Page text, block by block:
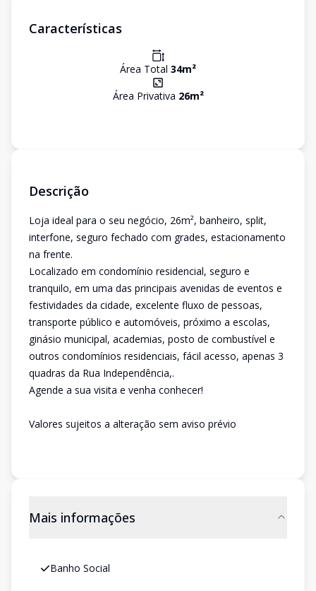
Características
Área Total 34m²
Área Privativa 26m²
Descrição
Loja ideal para o seu negócio, 26m², banheiro, split,
interfone, seguro fechado com grades, estacionamento
na frente.
Localizado em condomínio residencial, seguro e
tranquilo, em uma das principais avenidas de eventos e
festividades da cidade, excelente fluxo de pessoas,
transporte público e automóveis, próximo a escolas,
ginásio municipal, academias, posto de combustível e
outros condomínios residenciais, fácil acesso, apenas 3
quadras da Rua Independência,.
Agende a sua visita e venha conhecer!
Valores sujeitos a alteração sem aviso prévio
Mais informações
Banho Social